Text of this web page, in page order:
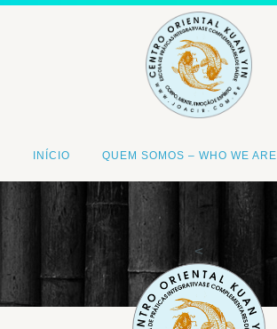
INÍCIO QUEM SOMOS – WHO WE ARE
<